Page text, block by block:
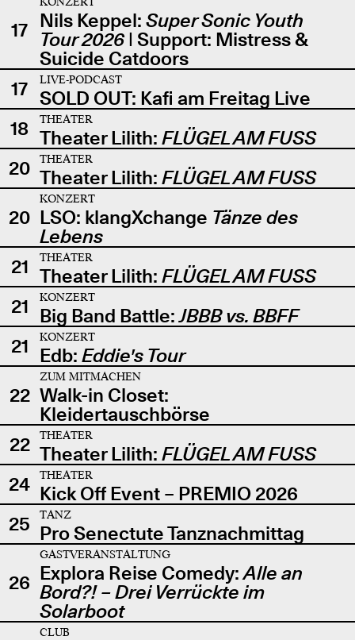
17 Nils Keppel: Super Sonic Youth
Tour 2026| Support: Mistress &
Suicide Catdoors
17
LIVE-PODCAST
SOLD OUT: Kafi am Freitag Live
18
THEATER
Theater Lilith: FLÜGEL AM FUSS
20
THEATER
Theater Lilith: FLÜGEL AM FUSS
20
KONZERT
LSO: klangXchange Tänze des
Lebens
21
THEATER
Theater Lilith: FLÜGEL AM FUSS
21
KONZERT
Big Band Battle:JBBB vs. BBFF
21
KONZERT
Edb: Eddie's Tour
22
ZUM MITMACHEN
Walk-in Closet:
Kleidertauschbörse
22
THEATER
Theater Lilith: FLÜGEL AM FUSS
24
THEATER
Kick Off Event – PREMIO 2026
25
TANZ
Pro Senectute Tanznachmittag
26
GASTVERANSTALTUNG
Explora Reise Comedy:Alle an
Bord?! – Drei Verrückte im
Solarboot
CLUB